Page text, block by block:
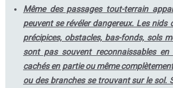
Même des passages tout-terrain
peuvent se révéler dangereux. Les nids
précipices, obstacles, bas-fonds, sols
sont pas souvent reconnaissables
cachés en partie ou même
ou des branches se trouvant sur le sol.